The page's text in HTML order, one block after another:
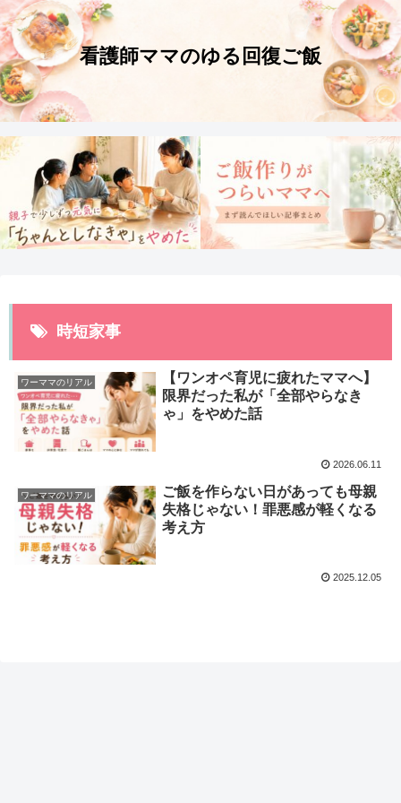
時短家事
ワーママのリアル
【ワンオペ育児に疲れたママへ】
限界だった私が「全部やらなき
ゃ」をやめた話
2026.06.11
ワーママのリアル
ご飯を作らない日があっても母親
失格じゃない！罪悪感が軽くなる
考え方
2025.12.05